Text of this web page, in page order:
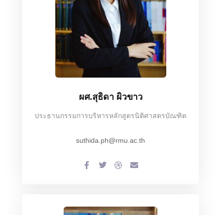
ผศ.สุธิดา ผิวขาว
ประธานกรรมการบริหารหลักสูตรนิติศาสตรบัณฑิต
suthida.ph@rmu.ac.th